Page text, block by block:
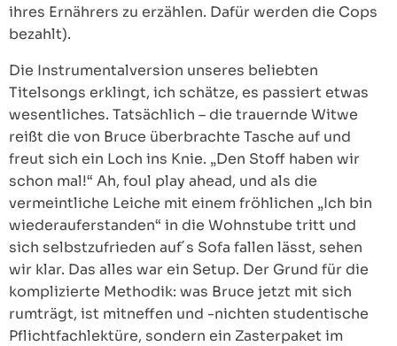
ihres Ernährers zu erzählen. Dafür werden die Cops
bezahlt).
Die Instrumentalversion unseres beliebten
Titelsongs erklingt, ich schätze, es passiert etwas
wesentliches. Tatsächlich – die trauernde Witwe
reißt die von Bruce überbrachte Tasche auf und
freut sich ein Loch ins Knie. „Den Stoff haben wir
schon mal!“ Ah, foul play ahead, und als die
vermeintliche Leiche mit einem fröhlichen „Ich bin
wiederauferstanden“ in die Wohnstube tritt und
sich selbstzufrieden auf´s Sofa fallen lässt, sehen
wir klar. Das alles war ein Setup. Der Grund für die
komplizierte Methodik: was Bruce jetzt mit sich
rumträgt, ist mitneffen und -nichten studentische
Pflichtfachlektüre, sondern ein Zasterpaket im